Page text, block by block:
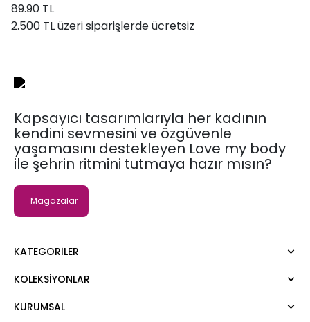
89.90 TL
2.500 TL üzeri siparişlerde ücretsiz
Kapsayıcı tasarımlarıyla her kadının
kendini sevmesini ve özgüvenle
yaşamasını destekleyen Love my body
ile şehrin ritmini tutmaya hazır mısın?
Mağazalar
KATEGORILER
Elbise
KOLEKSIYONLAR
Moda Tutkusu
KURUMSAL